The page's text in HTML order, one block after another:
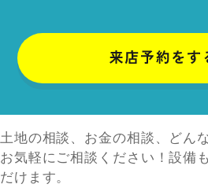
土地の相談、お金の相談、どん
お気軽にご相談ください！設備
だけます。